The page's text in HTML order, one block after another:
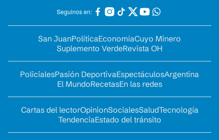
Seguinos en:
San JuanPolíticaEconomíaCuyo Minero
Suplemento VerdeRevista OH
PolicialesPasión DeportivaEspectáculosArgentina
El MundoRecetasEn las redes
Cartas del lectorOpinionSocialesSaludTecnología
TendenciaEstado del tránsito